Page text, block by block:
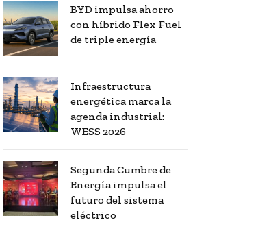
BYD impulsa ahorro
con híbrido Flex Fuel
de triple energía
Infraestructura
energética marca la
agenda industrial:
WESS 2026
Segunda Cumbre de
Energía impulsa el
futuro del sistema
eléctrico